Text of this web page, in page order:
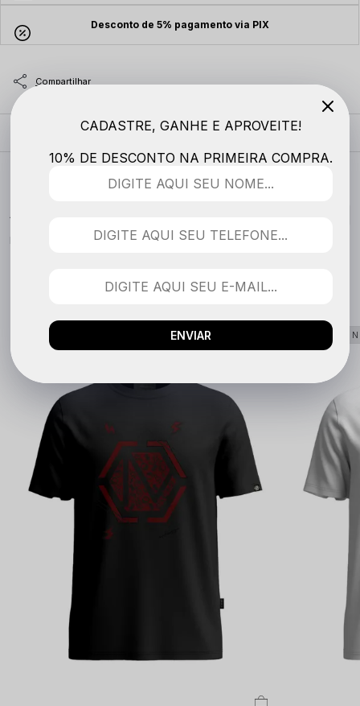
Desconto de 5% pagamento via PIX
MODELO VESTE
Nenhuma avaliação cadastrada para esse produto.
CADASTRE, GANHE E APROVEITE!
10% DE DESCONTO NA PRIMEIRA COMPRA.
ENVIAR